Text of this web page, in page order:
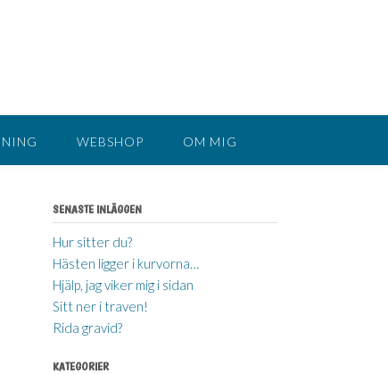
WEBSHOP OM MIG
SENASTE INLÄGGEN
Hur sitter du?
Hästen ligger i kurvorna…
Hjälp, jag viker mig i sidan
Sitt ner i traven!
Rida gravid?
KATEGORIER